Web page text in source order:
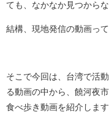
ても、なかなか見つから
結構、現地発信の動画っ
そこで今回は、台湾で活
る動画の中から、 饒河夜
食べ歩き動画を紹介します